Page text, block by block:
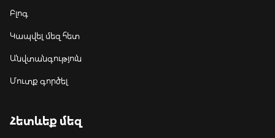
Բլոգ
Կապվել մեզ հետ
Անվտանգություն
Մուտք գործել
Հետևեք մեզ